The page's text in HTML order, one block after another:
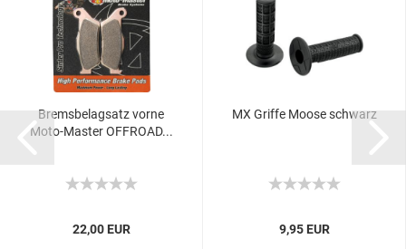
Bremsbelagsatz vorne
Moto-Master OFFROAD...
22,00 EUR
MX Griffe Moose schwarz
9,95 EUR